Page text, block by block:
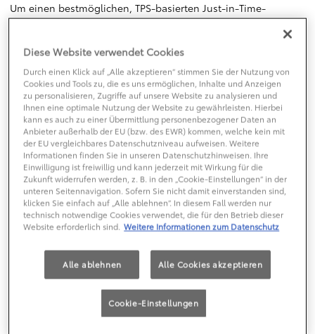
Um einen bestmöglichen, TPS-basierten Just-in-Time-
Mobilitätsservice zu erreichen, ist AMMS in der Lage, e-
Palette-Fahrzeuge im jeweils benötigten Umfang und zum
richtigen Zeitpunkt an den richtigen Ort zu entsenden.
Einsatzpläne können dabei flexibel verändert werden, wobei
die Fahrzeuge je nach Echtzeit-Mobilitätsbedarf automatisch
entsandt und zurückgebracht werden. Sollen zusätzliche
Fahrzeuge in einen Fahrdienst integriert werden, werden die
Intervalle zwischen den Fahrzeugen angepasst, um
gleichmäßige Abstände zu gewährleisten. Auch eventuelle
Probleme werden automatisch erkannt, Fahrzeuge dann
automatisch zum Depot zurückgebracht und sofort
Ersatzfahrzeuge auf die Route geschickt. Im Notfall können
die Fahrzeuge per Fernsteuerung gestoppt und wieder in
Betrieb genommen werden.
touch)-Ansatz von TPS wurde auch e-TAP als visuelle
Managementfunktion eingeführt. Die Visualisierung von
Problemen an Fahrzeugen oder bei Mitarbeitern ermöglicht es
einer einzigen Person, mehrere Fahrzeuge zu verwalten,
anstatt nur ein Fahrzeug ständig zu überwachen.
Diese Website verwendet Cookies
Durch einen Klick auf „Alle akzeptieren“ stimmen Sie der Nutzung von
Cookies und Tools zu, die es uns ermöglichen, Inhalte und Anzeigen
zu personalisieren, Zugriffe auf unsere Website zu analysieren und
Ihnen eine optimale Nutzung der Website zu gewährleisten. Hierbei
kann es auch zu einer Übermittlung personenbezogener Daten an
Anbieter außerhalb der EU (bzw. des EWR) kommen, welche kein mit
der EU vergleichbares Datenschutzniveau aufweisen. Weitere
Informationen finden Sie in unseren Datenschutzhinweisen. Ihre
Einwilligung ist freiwillig und kann jederzeit mit Wirkung für die
Zukunft widerrufen werden, z. B. in den „Cookie-Einstellungen“ in der
unteren Seitennavigation. Sofern Sie nicht damit einverstanden sind,
klicken Sie einfach auf „Alle ablehnen“. In diesem Fall werden nur
technisch notwendige Cookies verwendet, die für den Betrieb dieser
Website erforderlich sind. Weitere Informationen zum Datenschutz
Alle ablehnen Alle Cookies akzeptieren
Cookie-Einstellungen